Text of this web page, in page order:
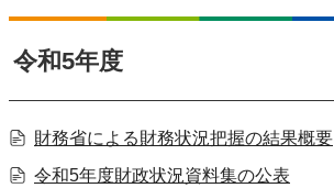
令和5年度
財務省による財務状況把握の結果概要
令和5年度財政状況資料集の公表